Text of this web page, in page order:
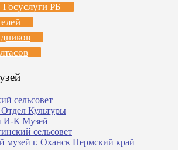
Госуслуги РБ
сельсовет
Культуры
И-К Музей
сельсовет
музей г. Оханск Пермский край